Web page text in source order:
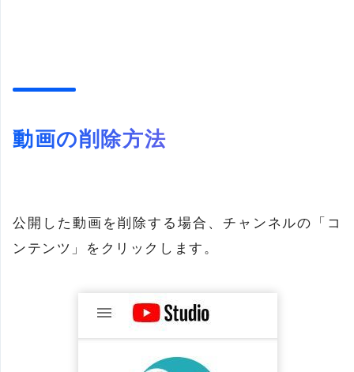
動画の削除方法
公開した動画を削除する場合、チャンネルの「コ
ンテンツ」をクリックします。